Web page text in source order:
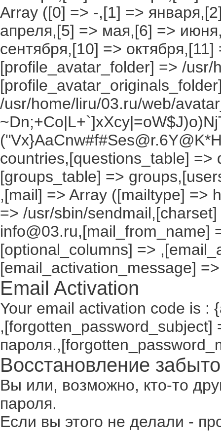
Array ([0] => -,[1] =>
апреля,[5] => мая,[6] =>
сентября,[10] =>
[profile_avatar_folder] => /
/usr/home/liru/03.ru/web/
countries,[questions_table]
[groups_table] =>
,[mail] => Array ([mailtype] =>
=> /usr/sbin/
info@03.ru,[mail_from_name]
[optional_columns] =>
[email_activation_message] =>
Email Activation
Your email activation code is :
,[forgotten_password_subject]
Восстановление
Вы или, возможно, кто-то
пароля.
Если вы этого не делали -